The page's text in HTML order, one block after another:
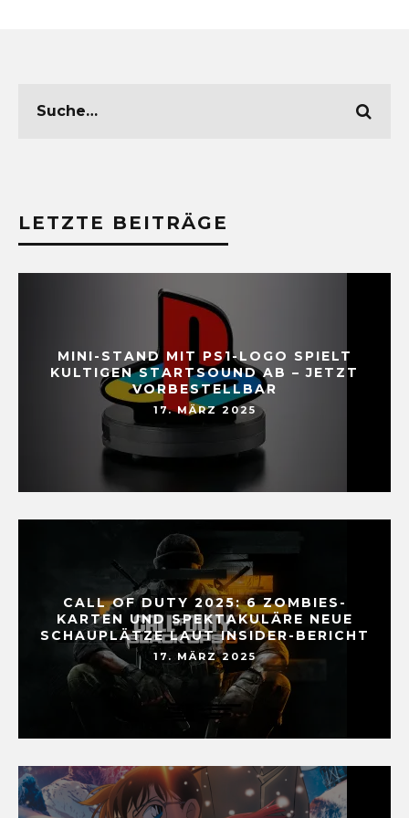
LETZTE BEITRÄGE
MINI-STAND MIT PS1-LOGO SPIELT
KULTIGEN STARTSOUND AB – JETZT
VORBESTELLBAR
17. MÄRZ 2025
CALL OF DUTY 2025: 6 ZOMBIES-
KARTEN UND SPEKTAKULÄRE NEUE
SCHAUPLÄTZE LAUT INSIDER-BERICHT
17. MÄRZ 2025